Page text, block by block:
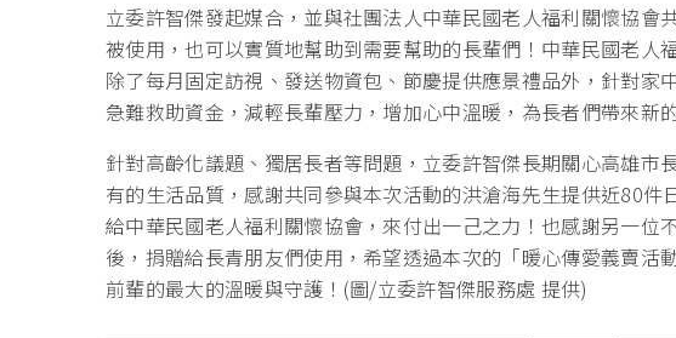
立委許智傑發起媒合，並與社團法人中華民國老人福利關懷協會
被使用，也可以實質地幫助到需要幫助的長輩們！中華民國老人
除了每月固定訪視、發送物資包、節慶提供應景禮品外，針對家
急難救助資金，減輕長輩壓力，增加心中溫暖，為長者們帶來新
針對高齡化議題、獨居長者等問題，立委許智傑長期關心高雄市
有的生活品質，感謝共同參與本次活動的洪滄海先生提供近80
給中華民國老人福利關懷協會，來付出一己之力！也感謝另一位
後，捐贈給長青朋友們使用，希望透過本次的「暖心傳愛義賣活
前輩的最大的溫暖與守護！(圖/立委許智傑服務處 提供)